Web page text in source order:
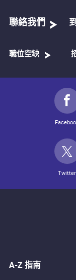
聯絡我們
職位空缺
Twitter
A-Z 指南